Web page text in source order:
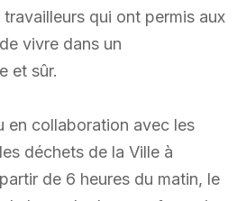
qui ont permis aux
vivre dans un
et sûr.
en collaboration avec les
déchets de la Ville à
de 6 heures du matin, le